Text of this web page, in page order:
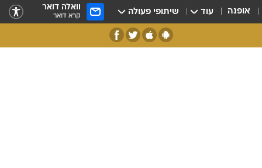
אופנה עוד שיתופי פעולה וואלה דואר
קרא דואר